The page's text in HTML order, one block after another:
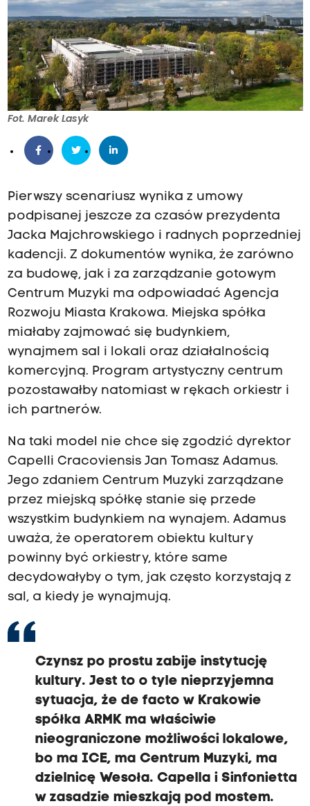
Fot. Marek Lasyk
Pierwszy scenariusz wynika z umowy
podpisanej jeszcze za czasów prezydenta
Jacka Majchrowskiego i radnych poprzedniej
kadencji. Z dokumentów wynika, że zarówno
za budowę, jak i za zarządzanie gotowym
Centrum Muzyki ma odpowiadać Agencja
Rozwoju Miasta Krakowa. Miejska spółka
miałaby zajmować się budynkiem,
wynajmem sal i lokali oraz działalnością
komercyjną. Program artystyczny centrum
pozostawałby natomiast w rękach orkiestr i
ich partnerów.
Na taki model nie chce się zgodzić dyrektor
Capelli Cracoviensis Jan Tomasz Adamus.
Jego zdaniem Centrum Muzyki zarządzane
przez miejską spółkę stanie się przede
wszystkim budynkiem na wynajem. Adamus
uważa, że operatorem obiektu kultury
powinny być orkiestry, które same
decydowałyby o tym, jak często korzystają z
sal, a kiedy je wynajmują.
Czynsz po prostu zabije instytucję
kultury. Jest to o tyle nieprzyjemna
sytuacja, że de facto w Krakowie
spółka ARMK ma właściwie
nieograniczone możliwości lokalowe,
bo ma ICE, ma Centrum Muzyki, ma
dzielnicę Wesoła. Capella i Sinfonietta
w zasadzie mieszkają pod mostem.